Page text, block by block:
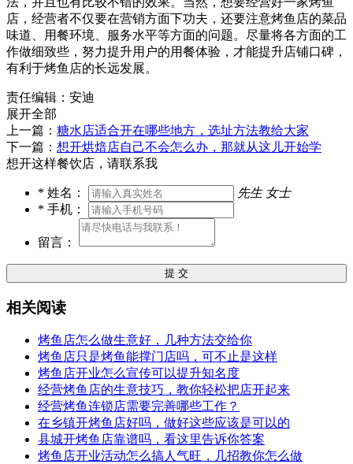
店，经营者不仅要在营销方面下功夫，还要注意烤鱼店的菜品
味道、用餐环境、服务水平等方面的问题。尽量将各方面的工
作做细致些，努力提升用户的用餐体验，才能提升店铺口碑，
有利于烤鱼店的长远发展。
责任编辑：安迪
展开全部
上一篇： 糖水店适合开在哪些地方，选址方法教给大家
下一篇： 想开烘焙店自己不会怎么办，那就从这儿开始学
想开这样餐饮店，请联系我
* 姓名： 先生 女士
* 手机：
留言：
提 交
相关阅读
烤鱼店怎么做生意好，几种方法交给你
烤鱼店只是烤鱼能撑门店吗，可不止是这样
烤鱼店开业怎么宣传可以提升知名度
经营烤鱼店的生意技巧，教你轻松把店开起来
经营烤鱼连锁店需要完善哪些工作？
在乡镇开烤鱼店好吗，做好这些应该是可以的
县城开烤鱼店靠谱吗，看这里告诉你答案
烤鱼店开业活动怎么搞人气旺，几招教你怎么做